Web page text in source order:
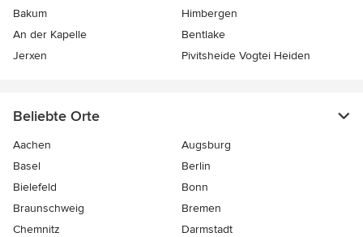
Bakum
Himbergen
An der Kapelle
Bentlake
Jerxen
Pivitsheide Vogtei Heiden
Beliebte Orte
Aachen
Augsburg
Basel
Berlin
Bielefeld
Bonn
Braunschweig
Bremen
Chemnitz
Darmstadt